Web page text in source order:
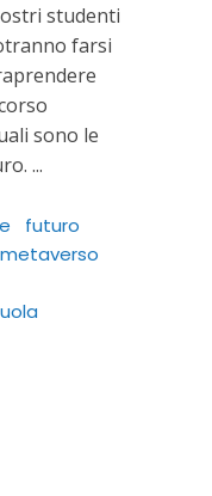
studenti
farsi
sono le
futuro
metaverso